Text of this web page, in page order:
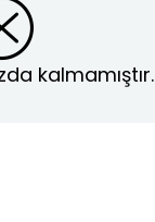
kalmamıştır.